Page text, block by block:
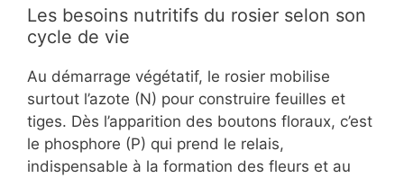
Les besoins nutritifs du rosier selon son
cycle de vie
Au démarrage végétatif, le rosier mobilise
surtout l’azote (N) pour construire feuilles et
tiges. Dès l’apparition des boutons floraux, c’est
le phosphore (P) qui prend le relais,
indispensable à la formation des fleurs et au